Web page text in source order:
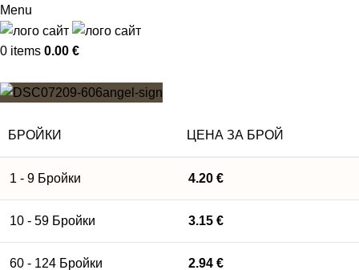
Menu
0 items 0.00 €
БРОЙКИ ЦЕНА ЗА БРОЙ
1 - 9 Бройки 4.20 €
10 - 59 Бройки 3.15 €
60 - 124 Бройки 2.94 €